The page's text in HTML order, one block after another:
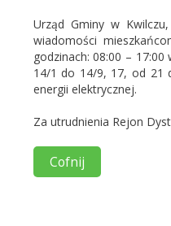
Urząd Gminy w
wiadomości
godzinach: 08:00 – 17:00
14/1 do 14/9, 17, od 21
energii elektrycznej.
Za utrudnienia Rejon
Cofnij